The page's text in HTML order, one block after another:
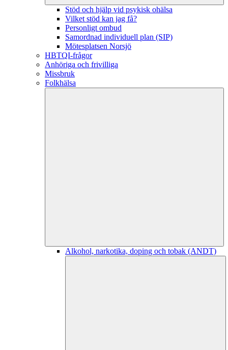
Stöd och hjälp vid psykisk ohälsa
Vilket stöd kan jag få?
Personligt ombud
Samordnad individuell plan (SIP)
Mötesplatsen Norsjö
HBTQI-frågor
Anhöriga och frivilliga
Missbruk
Folkhälsa
Alkohol, narkotika, doping och tobak (ANDT)